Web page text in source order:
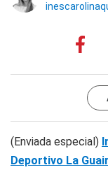
(Enviada especial)
Deportivo La